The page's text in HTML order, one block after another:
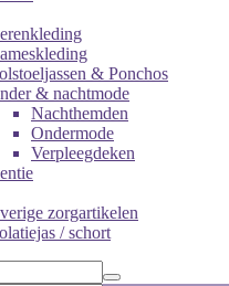
& Ponchos
& nachtmode
Nachthemden
Ondermode
Verpleegdeken
zorgartikelen
/ schort